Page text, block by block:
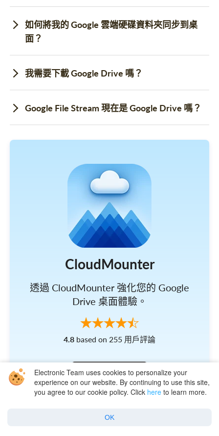
如何將我的 Google 雲端硬碟資料夾同步到桌
面？
我需要下載 Google Drive 嗎？
Google File Stream 現在是 Google Drive 嗎？
CloudMounter
透過 CloudMounter 強化您的 Google
Drive 桌面體驗。
4.8 based on 255 用戶評論
Electronic Team uses cookies to personalize your
experience on our website. By continuing to use this site,
you agree to our cookie policy. Click here to learn more.
OK